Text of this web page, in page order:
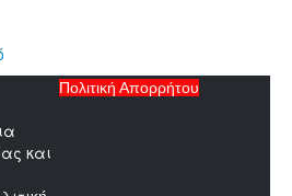
και
Πολιτική Απορρήτου